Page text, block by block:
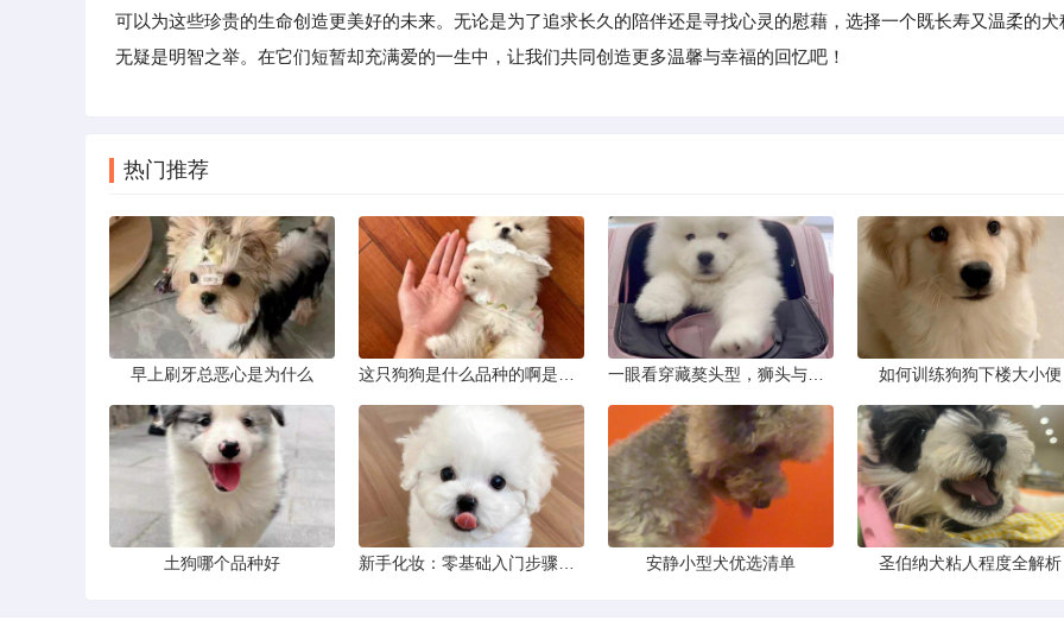
可以为这些珍贵的生命创造更美好的未来。无论是为了追求长久的陪伴还是寻找心灵的慰藉，选择一个既长寿又温柔的犬
无疑是明智之举。在它们短暂却充满爱的一生中，让我们共同创造更多温馨与幸福的回忆吧！
热门推荐
早上刷牙总恶心是为什么 如何训练狗狗下楼大小便
土狗哪个品种好 安静小型犬优选清单 圣伯纳犬粘人程度全解析